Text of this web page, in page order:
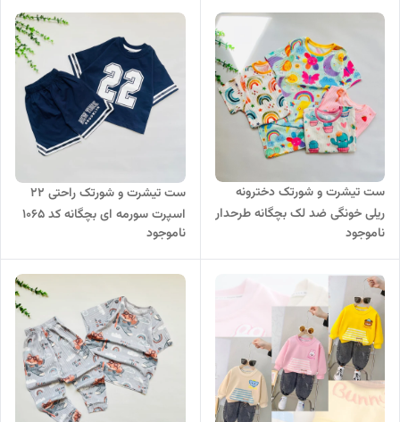
ست تیشرت و شورتک دخترونه
ریلی خونگی ضد لک بچگانه طرحدار
کد 1028
ناموجود
ست تیشرت و شورتک راحتی 22
اسپرت سورمه ای بچگانه کد 1065
ناموجود